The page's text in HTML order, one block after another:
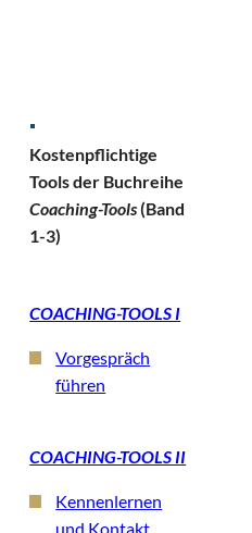
Kostenpflichtige
Tools der Buchreihe
Coaching-Tools(Band
1-3)
COACHING-TOOLS I
Vorgespräch
führen
COACHING-TOOLS II
Kennenlernen
und Kontakt